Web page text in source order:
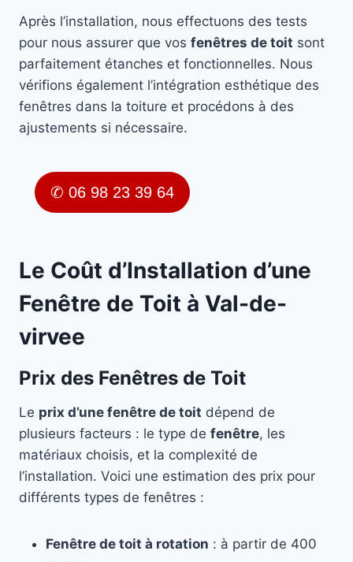
Après l’installation, nous effectuons des tests
pour nous assurer que vos fenêtres de toit sont
parfaitement étanches et fonctionnelles. Nous
vérifions également l’intégration esthétique des
fenêtres dans la toiture et procédons à des
ajustements si nécessaire.
✆ 06 98 23 39 64
Le Coût d’Installation d’une
Fenêtre de Toit à Val-de-
virvee
Prix des Fenêtres de Toit
Le prix d’une fenêtre de toit dépend de
plusieurs facteurs : le type de fenêtre, les
matériaux choisis, et la complexité de
l’installation. Voici une estimation des prix pour
différents types de fenêtres :
Fenêtre de toit à rotation : à partir de 400